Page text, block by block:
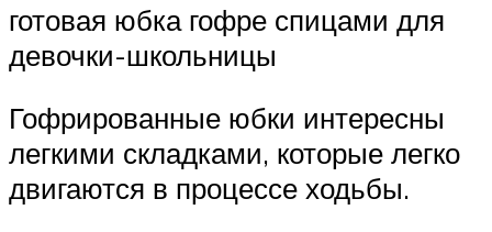
готовая юбка гофре спицами для
девочки-школьницы
Гофрированные юбки интересны
легкими складками, которые легко
двигаются в процессе ходьбы.